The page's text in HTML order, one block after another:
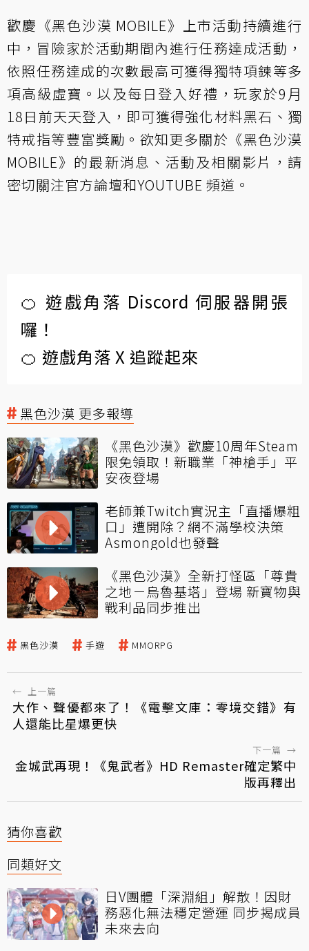
歡慶《黑色沙漠 MOBILE》上市活動持續進行
中，冒險家於活動期間內進行任務達成活動，
依照任務達成的次數最高可獲得獨特項鍊等多
項高級虛寶。以及每日登入好禮，玩家於9月
18日前天天登入，即可獲得強化材料黑石、獨
特戒指等豐富獎勵。欲知更多關於《黑色沙漠
MOBILE》的最新消息、活動及相關影片，請
密切關注官方論壇和YOUTUBE 頻道。
🍊 遊戲角落 Discord 伺服器開張
囉！
🍊 遊戲角落 X 追蹤起來
黑色沙漠 更多報導
《黑色沙漠》歡慶10周年Steam
限免領取！新職業「神槍手」平
安夜登場
老師兼Twitch實況主「直播爆粗
口」遭開除？網不滿學校決策
Asmongold也發聲
《黑色沙漠》全新打怪區「尊貴
之地－烏魯基塔」登場 新寶物與
戰利品同步推出
黑色沙漠 手遊 MMORPG
← 上一篇
大作、聲優都來了！《電擊文庫：零境交錯》有
人還能比星爆更快
下一篇 →
金城武再現！《鬼武者》HD Remaster確定繁中
版再釋出
猜你喜歡
同類好文
日V團體「深淵組」解散！因財
務惡化無法穩定營運 同步揭成員
未來去向